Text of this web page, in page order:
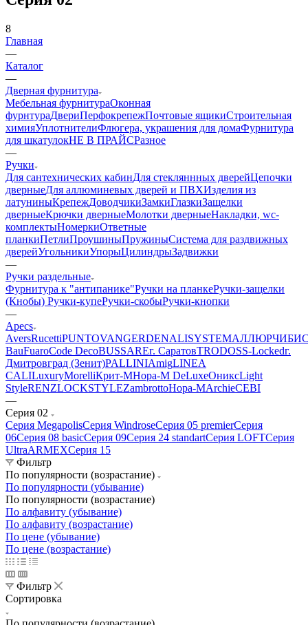
8
Главная
—
Каталог
—
Дверная фурнитура
Мебельная фурнитураОконная
фурнтураДвериПерфокрепежПочтовые ящикиСтроительная
химияУплотнителиФлюгера, украшения для домаФурнитура
для шкатулокНЕ В ПРАЙСРазное
—
Ручки
Для сантехнических кабинДля стекляннных дверейЦепочки
дверныеДля аллюминевых дверей и ПВХИзделия из
латуниныКрепежДоводчикиЗамкиГлазкиЗащелки
дверныеКрючки дверныеМолотки дверныеНакладки, wc-
комплектыНомеркиОтветные
планкиПетлиПроушиныПружиныСистема для раздвижных
дверейУгольникиУпорыЦилиндрыЗадвижки
—
Ручки раздельные
Фурнитура к "антипанике"Ручки на планкеРучки-защелки
(Кнобы) Ручки-купеРучки-скобыРучки-кнопки
—
Apecs
AversRucettiPUNTOVANGERDENALISYSTEMАЛЛЮР
BauFuaroCode DecoBUSSAREг. СаратовTRODOSS-Lockedг.
Дмитровград (Зенит)PALLINIAmigLINEA
CALILuxuryMorelliКрит-МНора-М DeLuxeОниксLight
StyleRENZLOCKSTYLEZambrottoНора-МArchieCEBI
—
Серия 02
Серия MegapolisСерия WindroseСерия 05 premierСерия
06Серия 08 basicСерия 09Серия 24 standartСерия LOFTСерия
UltraARMEXСерия 15
Фильтр
По популярности (возрастание)
По популярности (убывание)
По популярности (возрастание)
По алфавиту (убывание)
По алфавиту (возрастание)
По цене (убывание)
По цене (возрастание)
Фильтр
Сортировка